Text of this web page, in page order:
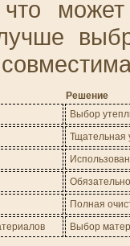
что
Решение
Выбор
Тщательная
Полная
Выбор